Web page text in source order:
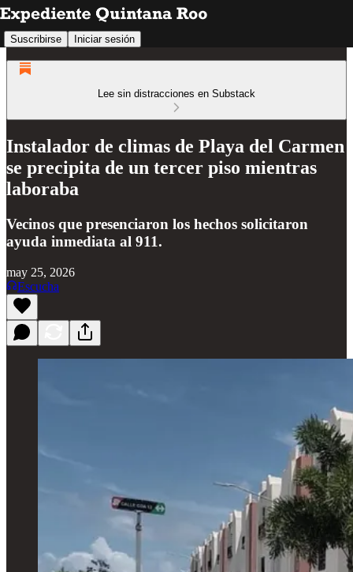
Suscribirse Iniciar sesión
Lee sin distracciones en Substack
Instalador de climas de Playa del Carmen
se precipita de un tercer piso mientras
laboraba
Vecinos que presenciaron los hechos solicitaron
ayuda inmediata al 911.
may 25, 2026
Escucha